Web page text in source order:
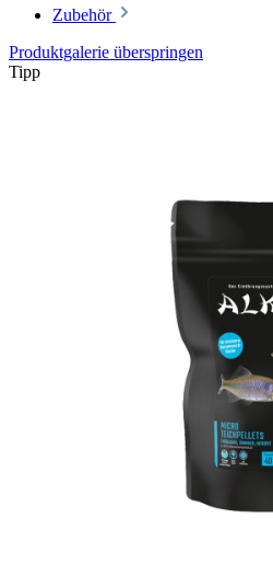
Zubehör
Produktgalerie überspringen
Tipp